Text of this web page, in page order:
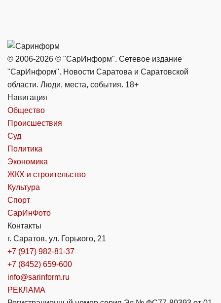
© 2006-2026 © "СарИнформ". Сетевое издание
"СарИнформ". Новости Саратова и Саратовской
области. Люди, места, события. 18+
Навигация
Общество
Происшествия
Суд
Политика
Экономика
ЖКХ и строительство
Культура
Спорт
СарИнФото
Контакты
г. Саратов, ул. Горького, 21
+7 (917) 982-81-37
+7 (8452) 659-600
info@sarinform.ru
РЕКЛАМА